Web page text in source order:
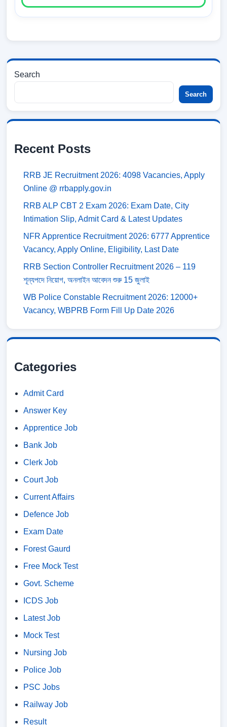
Search
Search
Recent Posts
RRB JE Recruitment 2026: 4098 Vacancies, Apply
Online @ rrbapply.gov.in
RRB ALP CBT 2 Exam 2026: Exam Date, City
Intimation Slip, Admit Card & Latest Updates
NFR Apprentice Recruitment 2026: 6777 Apprentice
Vacancy, Apply Online, Eligibility, Last Date
RRB Section Controller Recruitment 2026 – 119
শূন্যপদে নিয়োগ, অনলাইন আবেদন শুরু 15 জুলাই
WB Police Constable Recruitment 2026: 12000+
Vacancy, WBPRB Form Fill Up Date 2026
Categories
Admit Card
Answer Key
Apprentice Job
Bank Job
Clerk Job
Court Job
Current Affairs
Defence Job
Exam Date
Forest Gaurd
Free Mock Test
Govt. Scheme
ICDS Job
Latest Job
Mock Test
Nursing Job
Police Job
PSC Jobs
Railway Job
Result